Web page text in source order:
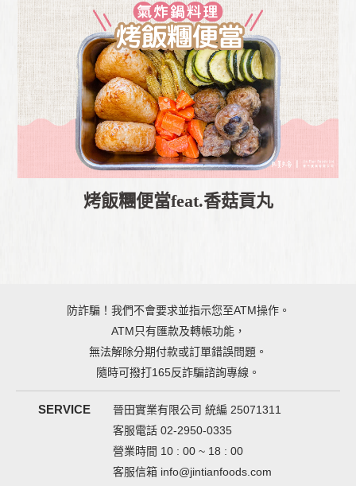
烤飯糰便當feat.香菇貢丸
防詐騙！我們不會要求並指示您至ATM操作。
ATM只有匯款及轉帳功能，
無法解除分期付款或訂單錯誤問題。
隨時可撥打165反詐騙諮詢專線。
SERVICE
晉田實業有限公司 統編 25071311
客服電話 02-2950-0335
營業時間 10 : 00 ~ 18 : 00
客服信箱 info@jintianfoods.com